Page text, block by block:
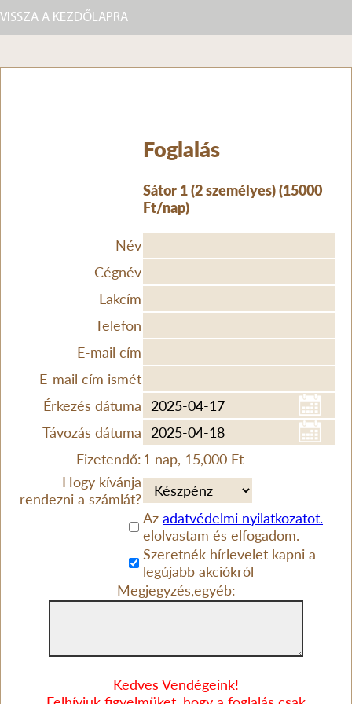
VISSZA A KEZDŐLAPRA
Foglalás
Sátor 1 (2 személyes) (15000
Ft/nap)
Név
Cégnév
Lakcím
Telefon
E-mail cím
E-mail cím ismét
Érkezés dátuma
Távozás dátuma
Fizetendő:1 nap, 15,000 Ft
Hogy kívánja
rendezni a számlát?
Az adatvédelmi nyilatkozatot.
elolvastam és elfogadom.
Szeretnék hírlevelet kapni a
legújabb akciókról
Megjegyzés,egyéb:
Kedves Vendégeink!